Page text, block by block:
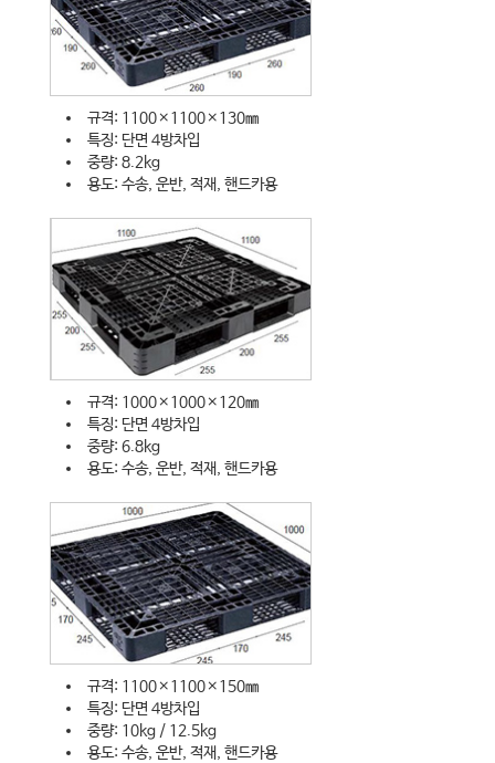
규격: 1100×1100×130㎜
특징: 단면 4방차입
중량: 8.2kg
용도: 수송, 운반, 적재, 핸드카용
규격: 1000×1000×120㎜
특징: 단면 4방차입
중량: 6.8kg
용도: 수송, 운반, 적재, 핸드카용
규격: 1100×1100×150㎜
특징: 단면 4방차입
중량: 10kg / 12.5kg
용도: 수송, 운반, 적재, 핸드카용